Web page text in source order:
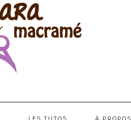
LES TUTOS À PROPOS